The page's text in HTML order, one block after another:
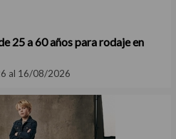
25 a 60 años para rodaje en
al 16/08/2026